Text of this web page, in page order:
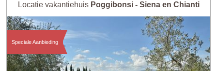
Locatie vakantiehuis Poggibonsi - Siena en Chianti
Speciale Aanbieding